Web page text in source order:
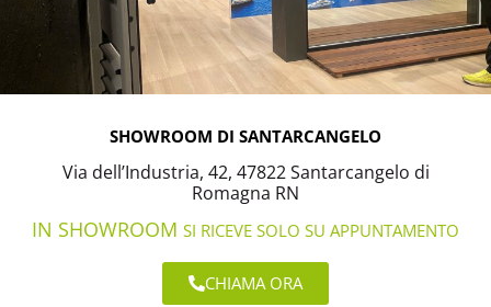
SHOWROOM DI SANTARCANGELO
Via dell’Industria, 42, 47822 Santarcangelo di
Romagna RN
IN SHOWROOM SI RICEVE SOLO SU APPUNTAMENTO
CHIAMA ORA